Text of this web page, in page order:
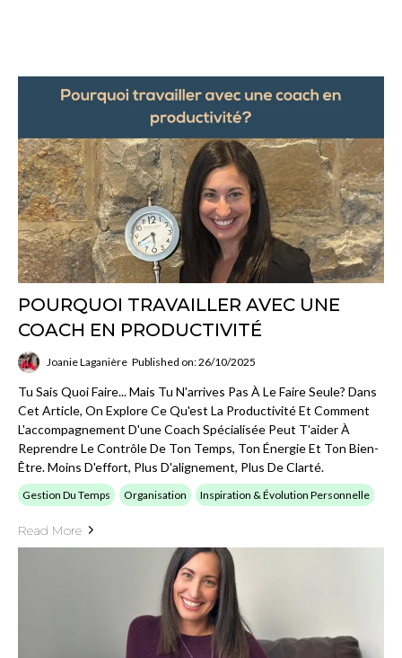
POURQUOI TRAVAILLER AVEC UNE
COACH EN PRODUCTIVITÉ
Joanie Laganière Published on: 26/10/2025
Tu Sais Quoi Faire... Mais Tu N'arrives Pas À Le Faire Seule? Dans
Cet Article, On Explore Ce Qu'est La Productivité Et Comment
L'accompagnement D'une Coach Spécialisée Peut T'aider À
Reprendre Le Contrôle De Ton Temps, Ton Énergie Et Ton Bien-
Être. Moins D'effort, Plus D'alignement, Plus De Clarté.
Gestion Du Temps Organisation Inspiration & Évolution Personnelle
Read More